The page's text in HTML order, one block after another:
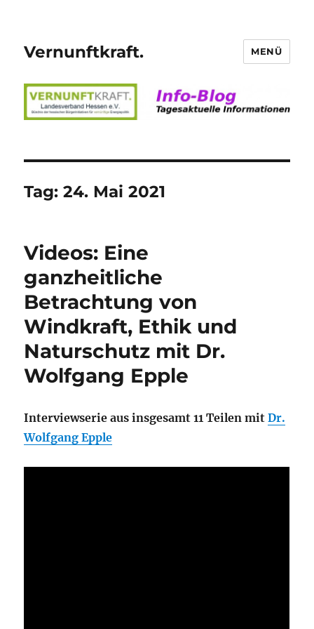
Vernunftkraft. MENÜ
Tag:24. Mai 2021
Videos: Eine
ganzheitliche
Betrachtung von
Windkraft, Ethik und
Naturschutz mit Dr.
Wolfgang Epple
Interviewserie aus insgesamt 11 Teilen mitDr.
Wolfgang Epple